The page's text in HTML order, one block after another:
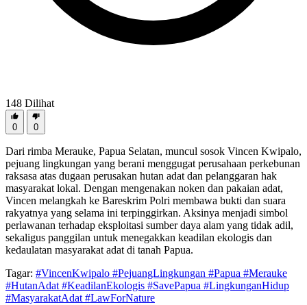
148 Dilihat
0 0
Dari rimba Merauke, Papua Selatan, muncul sosok Vincen Kwipalo,
pejuang lingkungan yang berani menggugat perusahaan perkebunan
raksasa atas dugaan perusakan hutan adat dan pelanggaran hak
masyarakat lokal. Dengan mengenakan noken dan pakaian adat,
Vincen melangkah ke Bareskrim Polri membawa bukti dan suara
rakyatnya yang selama ini terpinggirkan. Aksinya menjadi simbol
perlawanan terhadap eksploitasi sumber daya alam yang tidak adil,
sekaligus panggilan untuk menegakkan keadilan ekologis dan
kedaulatan masyarakat adat di tanah Papua.
Tagar: #VincenKwipalo #PejuangLingkungan #Papua #Merauke
#HutanAdat #KeadilanEkologis #SavePapua #LingkunganHidup
#MasyarakatAdat #LawForNature